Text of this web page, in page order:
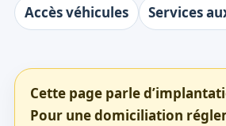
Accès véhicules
Services
Cette page parle
Pour une domiciliation